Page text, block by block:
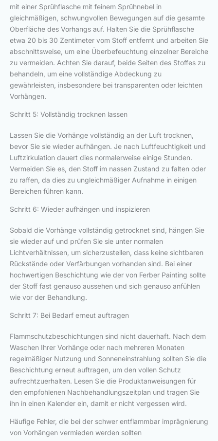
mit einer Sprühflasche mit feinem Sprühnebel in
gleichmäßigen, schwungvollen Bewegungen auf die gesamte
Oberfläche des Vorhangs auf. Halten Sie die Sprühflasche
etwa 20 bis 30 Zentimeter vom Stoff entfernt und arbeiten Sie
abschnittsweise, um eine Überbefeuchtung einzelner Bereiche
zu vermeiden. Achten Sie darauf, beide Seiten des Stoffes zu
behandeln, um eine vollständige Abdeckung zu
gewährleisten, insbesondere bei transparenten oder leichten
Vorhängen.
Schritt 5: Vollständig trocknen lassen
Lassen Sie die Vorhänge vollständig an der Luft trocknen,
bevor Sie sie wieder aufhängen. Je nach Luftfeuchtigkeit und
Luftzirkulation dauert dies normalerweise einige Stunden.
Vermeiden Sie es, den Stoff im nassen Zustand zu falten oder
zu raffen, da dies zu ungleichmäßiger Aufnahme in einigen
Bereichen führen kann.
Schritt 6: Wieder aufhängen und inspizieren
Sobald die Vorhänge vollständig getrocknet sind, hängen Sie
sie wieder auf und prüfen Sie sie unter normalen
Lichtverhältnissen, um sicherzustellen, dass keine sichtbaren
Rückstände oder Verfärbungen vorhanden sind. Bei einer
hochwertigen Beschichtung wie der von Ferber Painting sollte
der Stoff fast genauso aussehen und sich genauso anfühlen
wie vor der Behandlung.
Schritt 7: Bei Bedarf erneut auftragen
Flammschutzbeschichtungen sind nicht dauerhaft. Nach dem
Waschen Ihrer Vorhänge oder nach mehreren Monaten
regelmäßiger Nutzung und Sonneneinstrahlung sollten Sie die
Beschichtung erneut auftragen, um den vollen Schutz
aufrechtzuerhalten. Lesen Sie die Produktanweisungen für
den empfohlenen Nachbehandlungszeitplan und tragen Sie
ihn in einen Kalender ein, damit er nicht vergessen wird.
Häufige Fehler, die bei der schwer entflammbar imprägnierung
von Vorhängen vermieden werden sollten